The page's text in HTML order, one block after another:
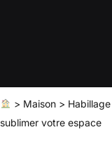
> Maison>
sublimer votre espace